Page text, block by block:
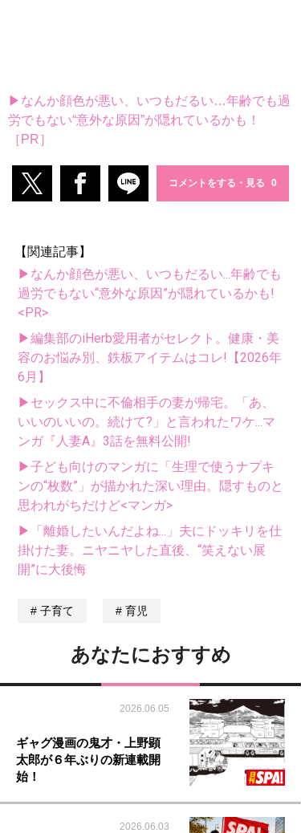
▶なんか顔色が悪い、いつもだるい…年齢でも過
労でもない“意外な原因”が隠れているかも！
［PR］
コメントをする・見る
【関連記事】
▶なんか顔色が悪い、いつもだるい...年齢でも
過労でもない“意外な原因”が隠れているかも!
<PR>
▶編集部のiHerb愛用者がセレクト。健康・美
容のお悩み別、鉄板アイテムはコレ!【2026年
6月】
▶セックス中に不倫相手の妻が帰宅。「あ、
いいのいいの。続けて?」と言われたワケ...マ
ンガ『人妻A』3話を無料公開!
▶子ども向けのマンガに「生理で使うナプキ
ンの“枚数”」が描かれた深い理由。隠すものと
思われがちだけど<マンガ>
▶「離婚したいんだよね...」夫にドッキリを仕
掛けた妻。ニヤニヤした直後、“笑えない展
開”に大後悔
子育て 育児
あなたにおすすめ
2026.06.05
ギャグ漫画の鬼才・上野顕
太郎が６年ぶりの新連載開
始！
2026.06.03